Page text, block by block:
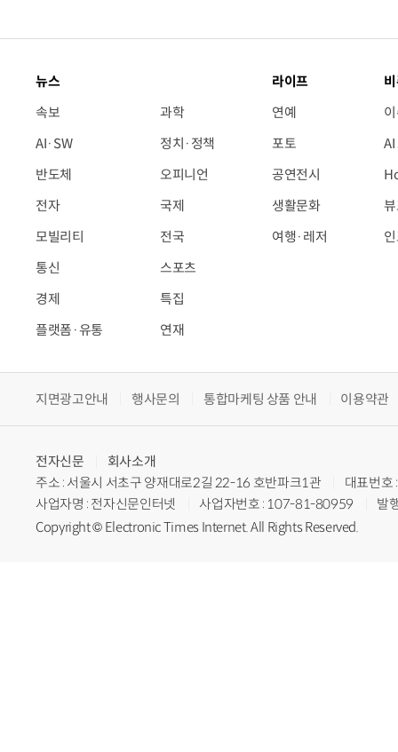
뉴스
속보
AI·SW
반도체
전자
모빌리티
통신
경제
플랫폼·유통
과학
정치·정책
오피니언
국제
전국
스포츠
특집
연재
라이프
연예
포토
공연전시
생활문화
여행·레저
지면광고안내 행사문의 통합마케팅 상품 안내 이용약관
전자신문
회사소개
주소 : 서울시 서초구 양재대로2길 22-16 호반파크1관
대표번
사업자명 : 전자신문인터넷
사업자번호 : 107-81-80959
발
Copyright © Electronic Times Internet. All Rights Reserved.